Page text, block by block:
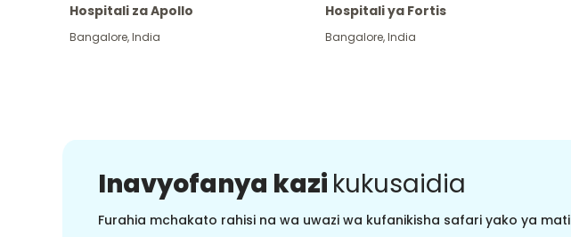
Hospitali za Apollo
Bangalore,India
Hospitali ya Fortis
Bangalore,India
Inavyofanya kazi kukusaidia
Furahia mchakato rahisi na wa uwazi wa kufanikisha safari yako ya